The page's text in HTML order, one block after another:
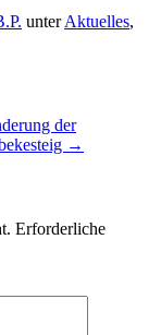
unterAktuelles,
der
→
Erforderliche